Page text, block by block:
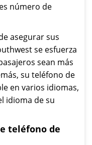
número de
asegurar sus
se esfuerza
sean más
su teléfono de
en varios idiomas,
idioma de su
teléfono de